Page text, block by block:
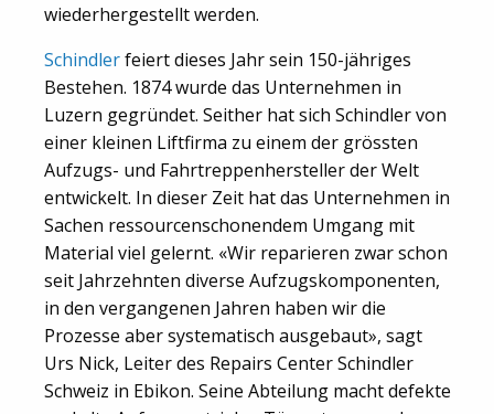
wiederhergestellt werden.
Schindlerfeiert dieses Jahr sein 150-jähriges
Bestehen. 1874 wurde das Unternehmen in
Luzern gegründet. Seither hat sich Schindler von
einer kleinen Liftfirma zu einem der grössten
Aufzugs- und Fahrtreppenhersteller der Welt
entwickelt. In dieser Zeit hat das Unternehmen in
Sachen ressourcenschonendem Umgang mit
Material viel gelernt. «Wir reparieren zwar schon
seit Jahrzehnten diverse Aufzugskomponenten,
in den vergangenen Jahren haben wir die
Prozesse aber systematisch ausgebaut», sagt
Urs Nick, Leiter des Repairs Center Schindler
Schweiz in Ebikon. Seine Abteilung macht defekte